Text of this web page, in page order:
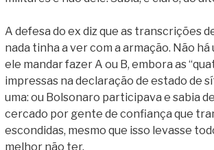
A defesa do ex diz que as transcrições
nada tinha a ver com a armação. Não
ele mandar fazer A ou B, embora as
impressas na declaração de estado de
uma: ou Bolsonaro participava e sabia
cercado por gente de confiança que
escondidas, mesmo que isso levasse
melhor não ter.